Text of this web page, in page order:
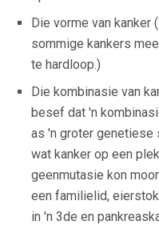
Die vorme van kanker
sommige kankers
te hardloop.)
Die kombinasie van
besef dat 'n
as 'n groter
wat kanker op een
geenmutasie kon
een familielid,
in 'n 3de en